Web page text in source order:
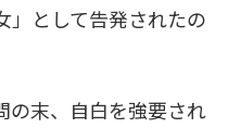
」として告発されたの
の末、自白を強要され